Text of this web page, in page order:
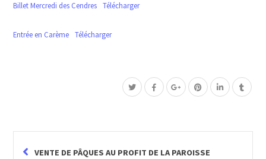
Billet Mercredi des Cendres Télécharger
Entrée en Carème Télécharger
VENTE DE PÂQUES AU PROFIT DE LA PAROISSE